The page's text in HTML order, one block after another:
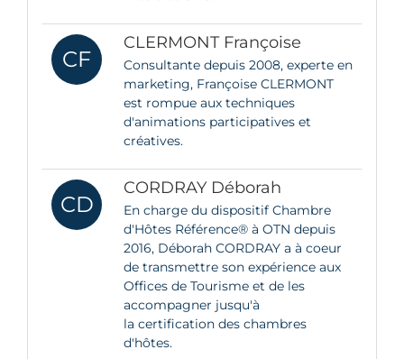
CF
CLERMONT Françoise
Consultante depuis 2008, experte en
marketing, Françoise CLERMONT
est rompue aux techniques
d'animations participatives et
créatives.
CD
CORDRAY Déborah
En charge du dispositif Chambre
d'Hôtes Référence® à OTN depuis
2016, Déborah CORDRAY a à coeur
de transmettre son expérience aux
Offices de Tourisme et de les
accompagner jusqu'à
la certification des chambres
d'hôtes.